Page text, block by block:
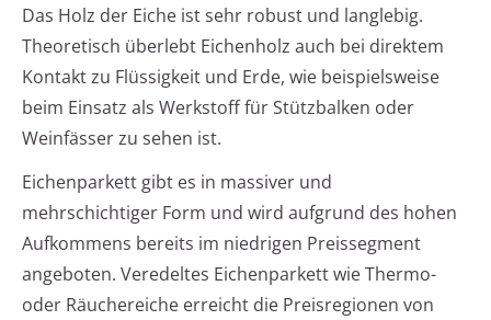
Das Holz der Eiche ist sehr robust und langlebig.
Theoretisch überlebt Eichenholz auch bei direktem
Kontakt zu Flüssigkeit und Erde, wie beispielsweise
beim Einsatz als Werkstoff für Stützbalken oder
Weinfässer zu sehen ist.
Eichenparkett gibt es in massiver und
mehrschichtiger Form und wird aufgrund des hohen
Aufkommens bereits im niedrigen Preissegment
angeboten. Veredeltes Eichenparkett wie Thermo-
oder Räuchereiche erreicht die Preisregionen von